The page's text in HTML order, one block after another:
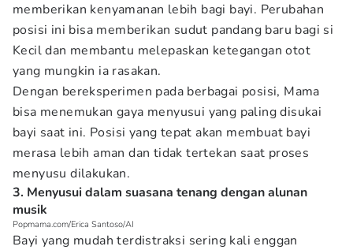
memberikan kenyamanan lebih bagi bayi. Perubahan
posisi ini bisa memberikan sudut pandang baru bagi si
Kecil dan membantu melepaskan ketegangan otot
yang mungkin ia rasakan.
Dengan bereksperimen pada berbagai posisi, Mama
bisa menemukan gaya menyusui yang paling disukai
bayi saat ini. Posisi yang tepat akan membuat bayi
merasa lebih aman dan tidak tertekan saat proses
menyusu dilakukan.
3. Menyusui dalam suasana tenang dengan alunan
musik
Popmama.com/Erica Santoso/AI
Bayi yang mudah terdistraksi sering kali enggan